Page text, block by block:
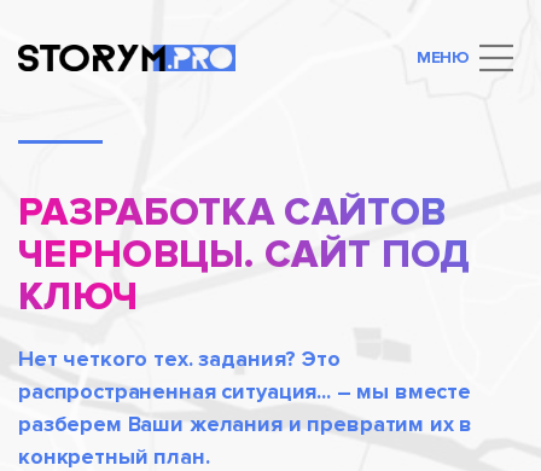
МЕНЮ
РАЗРАБОТКА САЙТОВ
ЧЕРНОВЦЫ. САЙТ ПОД
КЛЮЧ
Нет четкого тех. задания? Это
распространенная ситуация... – мы вместе
разберем Ваши желания и превратим их в
конкретный план.